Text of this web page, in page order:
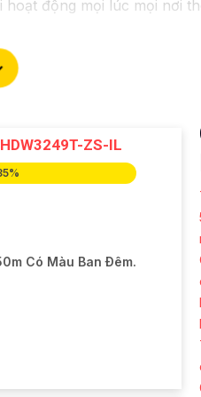
động mọi lúc mọi nơi
ZS-IL
Có Màu Ban Ðêm.